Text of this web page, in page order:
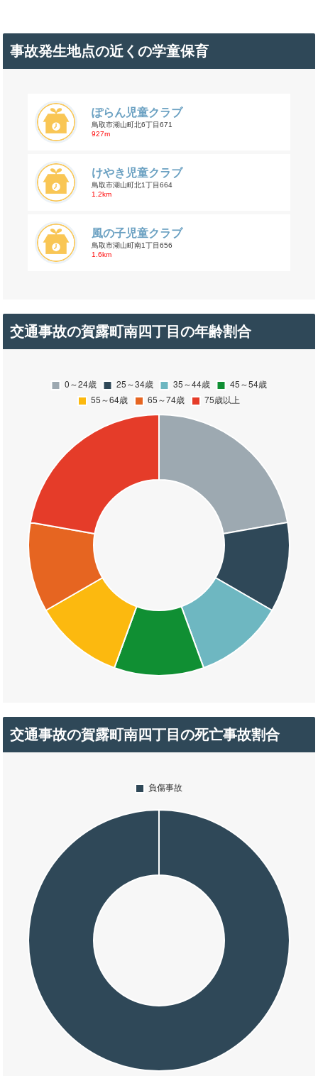
事故発生地点の近くの学童保育
ぽらん児童クラブ
鳥取市湖山町北6丁目671
927m
けやき児童クラブ
鳥取市湖山町北1丁目664
1.2km
風の子児童クラブ
鳥取市湖山町南1丁目656
1.6km
交通事故の賀露町南四丁目の年齢割合
交通事故の賀露町南四丁目の死亡事故割合